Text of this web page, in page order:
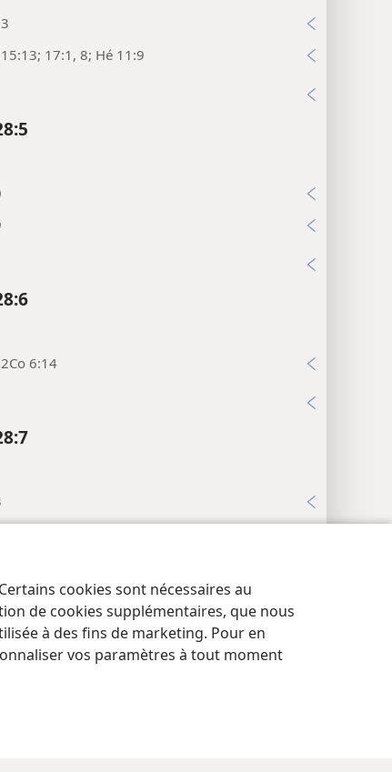
cookies sont nécessaires au
de cookies supplémentaires, que nous
à des fins de marketing. Pour en
vos paramètres à tout moment
17:1, 8; Hé 11:9
6:14
de confidentialité JW.ORG Se connecter